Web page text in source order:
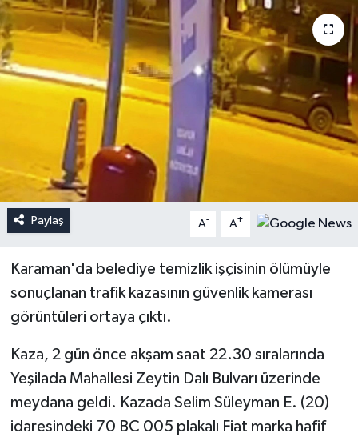
Paylaş A- A+
Karaman'da belediye temizlik işçisinin ölümüyle
sonuçlanan trafik kazasının güvenlik kamerası
görüntüleri ortaya çıktı.
Kaza, 2 gün önce akşam saat 22.30 sıralarında
Yeşilada Mahallesi Zeytin Dalı Bulvarı üzerinde
meydana geldi. Kazada Selim Süleyman E. (20)
idaresindeki 70 BC 005 plakalı Fiat marka hafif